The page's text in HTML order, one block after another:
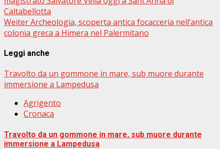
Caltabellotta
WeiterArcheologia, scoperta antica focacceria nell’antica
colonia greca a Himera nel Palermitano
Leggi anche
Travolto da un gommone in mare, sub muore durante
immersione a Lampedusa
Agrigento
Cronaca
Travolto da un gommone in mare, sub muore durante
immersione a Lampedusa